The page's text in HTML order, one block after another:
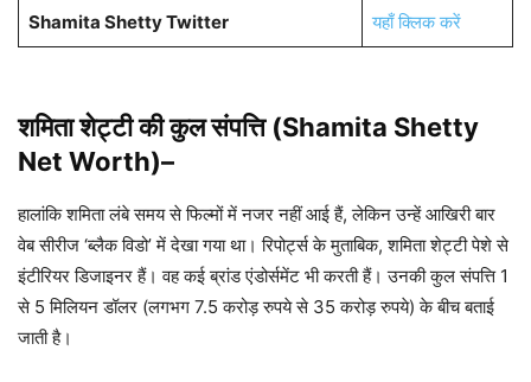
Shamita ShettyTwitter यहाँ क्लिक करें
शमिता शेट्टी की कुल संपत्ति (Shamita Shetty
Net Worth)–
हालांकि शमिता लंबे समय से फिल्मों में नजर नहीं आई हैं, लेकिन उन्हें आखिरी बार
वेब सीरीज ‘ब्लैक विडो’ में देखा गया था। रिपोर्ट्स के मुताबिक, शमिता शेट्टी पेशे से
इंटीरियर डिजाइनर हैं। वह कई ब्रांड एंडोर्समेंट भी करती हैं। उनकी कुल संपत्ति 1
से 5 मिलियन डॉलर (लगभग 7.5 करोड़ रुपये से 35 करोड़ रुपये) के बीच बताई
जाती है।